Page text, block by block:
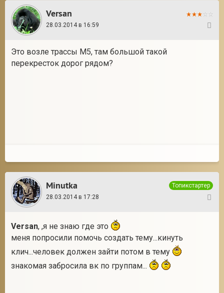
Versan
28.03.2014 в 16:59
Это возле трассы М5, там большой такой
перекресток дорог рядом?
Minutka
Топикстартер
28.03.2014 в 17:28
Versan, ,я не знаю где это
меня попросили помочь создать тему...кинуть
клич...человек должен зайти потом в тему
знакомая забросила вк по группам...